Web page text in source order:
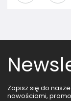
Zapisz się do
nowościami,